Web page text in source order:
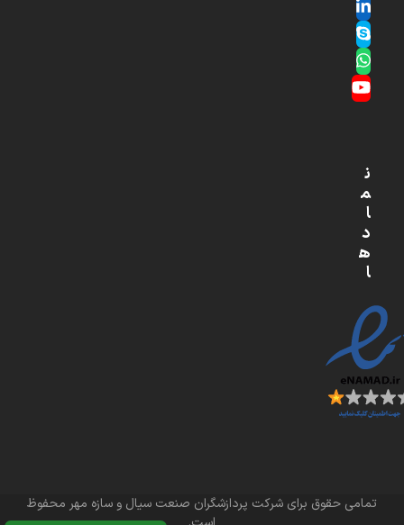
LinkedIn
Skype
Whatsapp
YouTube
ن
م
ا
د
ه
ا
تمامی حقوق برای شرکت پردازشگران صنعت سیال و سازه مهر محفوظ